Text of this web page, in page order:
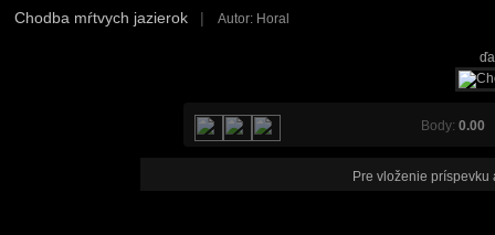
Chodba mŕtvych jazierok | Autor: Horal
Body: 0.00
Pre vloženie